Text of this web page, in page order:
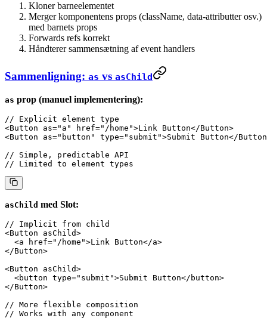
Kloner barneelementet
Merger komponentens props (className, data-attributter osv.)
med barnets props
Forwards refs korrekt
Håndterer sammensætning af event handlers
Sammenligning: as vs asChild
as prop (manuel implementering):
// Explicit element type
<Button as="a" href="/home">Link Button</Button>
<Button as="button" type="submit">Submit Button</Button
// Simple, predictable API
// Limited to element types
asChild med Slot:
// Implicit from child
<Button asChild>
  <
a href="/home">Link Button</a>
</Button>
<Button asChild>
  <
button type="submit">Submit Button</ button>
</Button>
// More flexible composition
// Works with any component